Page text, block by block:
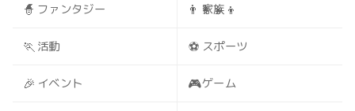
🧙 ファンタジー 👨‍👩‍👧‍👦
家族
🏃 活動 ⚽ スポーツ
🎉 イベント 🎮ゲーム